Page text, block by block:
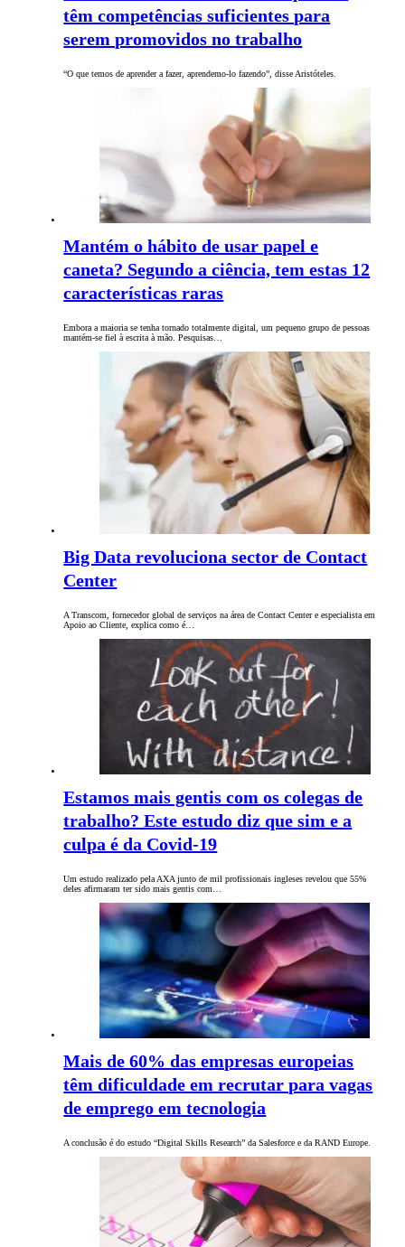
têm competências suficientes para
serem promovidos no trabalho
“O que temos de aprender a fazer, aprendemo-lo fazendo”, disse Aristóteles.
Mantém o hábito de usar papel e
caneta? Segundo a ciência, tem estas 12
características raras
Embora a maioria se tenha tornado totalmente digital, um pequeno grupo de pessoas
mantém-se fiel à escrita à mão. Pesquisas…
Big Data revoluciona sector de Contact
Center
A Transcom, fornecedor global de serviços na área de Contact Center e especialista em
Apoio ao Cliente, explica como é…
Estamos mais gentis com os colegas de
trabalho? Este estudo diz que sim e a
culpa é da Covid-19
Um estudo realizado pela AXA junto de mil profissionais ingleses revelou que 55%
deles afirmaram ter sido mais gentis com…
Mais de 60% das empresas europeias
têm dificuldade em recrutar para vagas
de emprego em tecnologia
A conclusão é do estudo “Digital Skills Research” da Salesforce e da RAND Europe.